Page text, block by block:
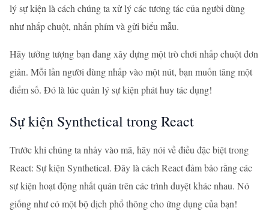
lý sự kiện là cách chúng ta xử lý các tương tác của người dùng
như nhấp chuột, nhấn phím và gửi biểu mẫu.
Hãy tưởng tượng bạn đang xây dựng một trò chơi nhấp chuột đơn
giản. Mỗi lần người dùng nhấp vào một nút, bạn muốn tăng một
điểm số. Đó là lúc quản lý sự kiện phát huy tác dụng!
Sự kiện Synthetical trong React
Trước khi chúng ta nhảy vào mã, hãy nói về điều đặc biệt trong
React: Sự kiện Synthetical. Đây là cách React đảm bảo rằng các
sự kiện hoạt động nhất quán trên các trình duyệt khác nhau. Nó
giống như có một bộ dịch phổ thông cho ứng dụng của bạn!